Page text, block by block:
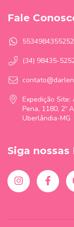
Fale
5534984355252
(34) 98435-
Expedição Site:
Pena, 1180, 2º
Uberlândia-MG
Siga nossas